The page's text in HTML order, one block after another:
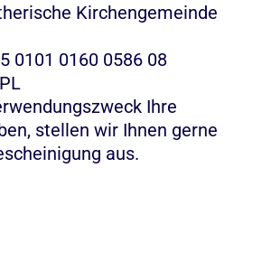
Kirchengemeinde
0101 0160 0586 08
Ihre
stellen wir Ihnen gerne
aus.